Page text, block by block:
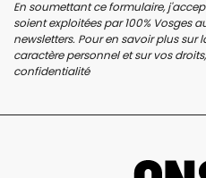
En soumettant ce formulaire,
soient exploitées par 100% Vosges
newsletters. Pour en savoir plus sur
caractère personnel et sur vos
confidentialité